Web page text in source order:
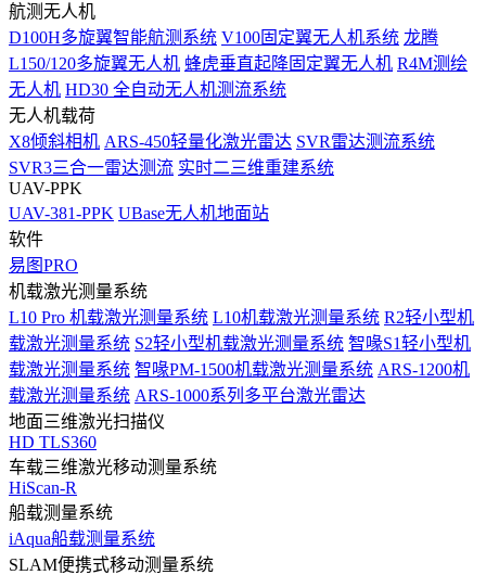
航测无人机
D100H多旋翼智能航测系统 V100固定翼无人机系统 龙腾
L150/120多旋翼无人机 蜂虎垂直起降固定翼无人机 R4M测绘
无人机 HD30 全自动无人机测流系统
无人机载荷
X8倾斜相机 ARS-450轻量化激光雷达 SVR雷达测流系统
SVR3三合一雷达测流 实时二三维重建系统
UAV-PPK
UAV-381-PPK UBase无人机地面站
软件
易图PRO
机载激光测量系统
L10 Pro 机载激光测量系统 L10机载激光测量系统 R2轻小型机
载激光测量系统 S2轻小型机载激光测量系统 智喙S1轻小型机
载激光测量系统 智喙PM-1500机载激光测量系统 ARS-1200机
载激光测量系统 ARS-1000系列多平台激光雷达
地面三维激光扫描仪
HD TLS360
车载三维激光移动测量系统
HiScan-R
船载测量系统
iAqua船载测量系统
SLAM便携式移动测量系统